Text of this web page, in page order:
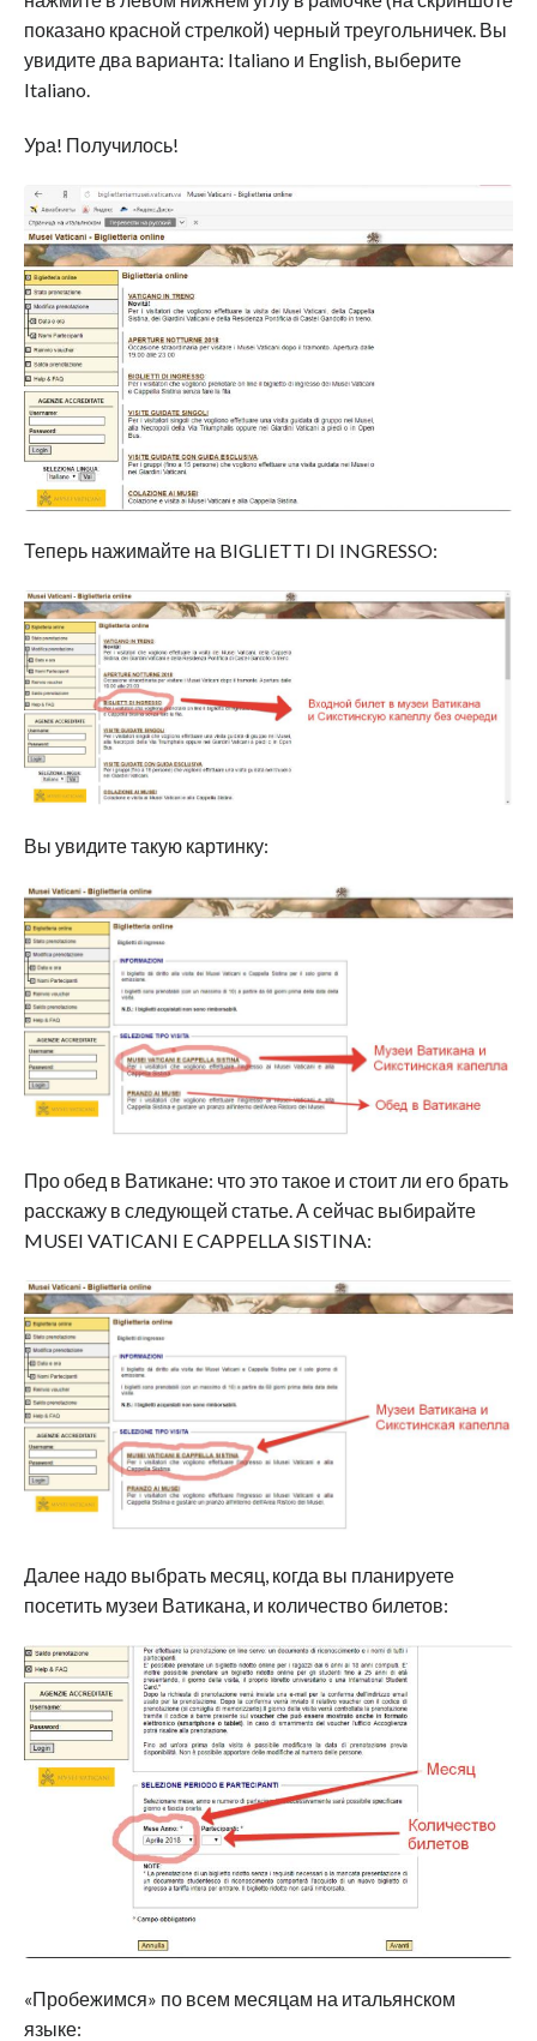
показано красной стрелкой) черный треугольничек. Вы
увидите два варианта: Italiano и English, выберите
Italiano.
Ура! Получилось!
Теперь нажимайте на BIGLIETTI DI INGRESSO:
Вы увидите такую картинку:
Про обед в Ватикане: что это такое и стоит ли его брать
расскажу в следующей статье. А сейчас выбирайте
MUSEI VATICANI E CAPPELLA SISTINA:
Далее надо выбрать месяц, когда вы планируете
посетить музеи Ватикана, и количество билетов:
«Пробежимся» по всем месяцам на итальянском
языке: